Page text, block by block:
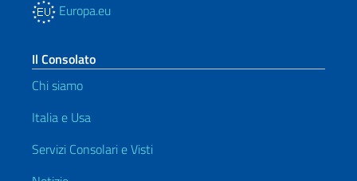
Europa.eu
Il Consolato
Chi siamo
Italia e Usa
Servizi Consolari e Visti